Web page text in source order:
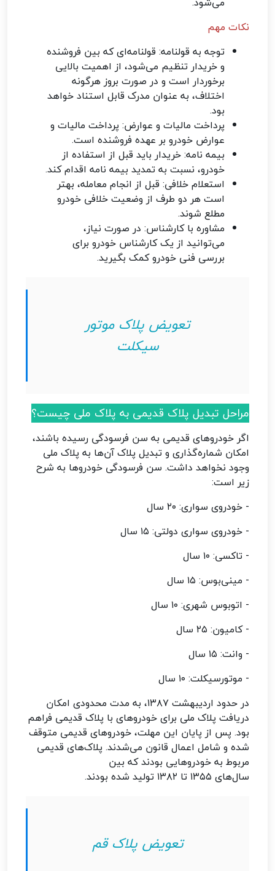
نکات مهم
توجه به قولنامه: قولنامه‌ای که بین فروشنده
و خریدار تنظیم می‌شود، از اهمیت بالایی
برخوردار است و در صورت بروز هرگونه
اختلاف، به عنوان مدرک قابل استناد خواهد
بود.
پرداخت مالیات و عوارض: پرداخت مالیات و
عوارض خودرو بر عهده فروشنده است.
بیمه نامه: خریدار باید قبل از استفاده از
خودرو، نسبت به تمدید بیمه نامه اقدام کند.
استعلام خلافی: قبل از انجام معامله، بهتر
است هر دو طرف از وضعیت خلافی خودرو
مطلع شوند.
مشاوره با کارشناس: در صورت نیاز،
می‌توانید از یک کارشناس خودرو برای
بررسی فنی خودرو کمک بگیرید.
تعویض پلاک موتور
سیکلت
مراحل تبدیل پلاک قدیمی به پلاک ملی چیست؟
اگر خودروهای قدیمی به سن فرسودگی رسیده باشند،
امکان شماره‌گذاری و تبدیل پلاک آن‌ها به پلاک ملی
وجود نخواهد داشت. سن فرسودگی خودروها به شرح
زیر است:
- خودروی سواری: ۲۰ سال
- خودروی سواری دولتی: ۱۵ سال
- تاکسی: ۱۰ سال
- مینی‌بوس: ۱۵ سال
- اتوبوس شهری: ۱۰ سال
- کامیون: ۲۵ سال
- وانت: ۱۵ سال
- موتورسیکلت: ۱۰ سال
در حدود اردیبهشت ۱۳۸۷، به مدت محدودی امکان
دریافت پلاک ملی برای خودروهای با پلاک قدیمی فراهم
بود. پس از پایان این مهلت، خودروهای قدیمی متوقف
شده و شامل اعمال قانون می‌شدند. پلاک‌های قدیمی
مربوط به خودروهایی بودند که بین
سال‌های ۱۳۵۵ تا ۱۳۸۲ تولید شده بودند.
تعویض پلاک قم